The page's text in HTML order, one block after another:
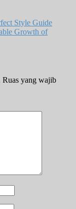
Style Guide
Growth of
Ruas yang wajib